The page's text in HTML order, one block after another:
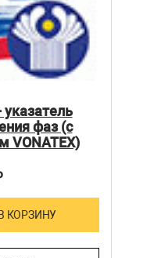
фаз (с
VONATEX)
В КОРЗИНУ